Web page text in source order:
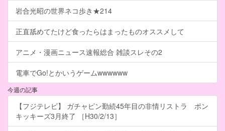
岩合光昭の世界ネコ歩き★214
正直舐めてたけど食ったらはまったものオススメして
アニメ・漫画ニュース速報総合 雑談スレその2
電車でGo!とかいうゲームwwwwww
今週の記事
【フジテレビ】 ガチャピン勤続45年目の非情リストラ ポン
キッキーズ3月終了 ［H30/2/13］